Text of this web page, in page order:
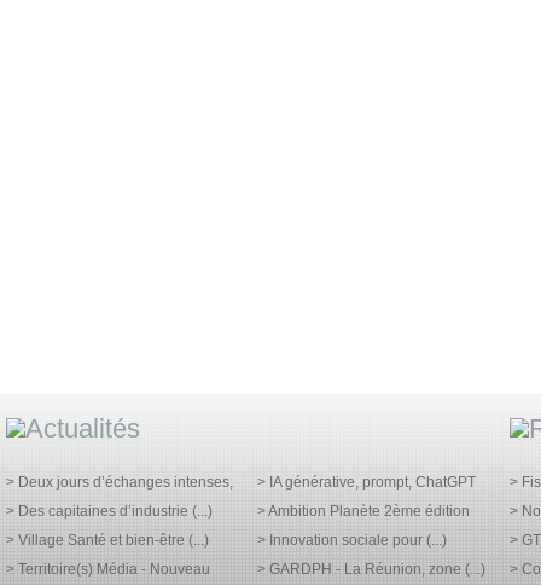
> Deux jours d’échanges intenses,
> Des capitaines d’industrie (...)
> Village Santé et bien-être (...)
> Territoire(s) Média - Nouveau
> IA générative, prompt, ChatGPT
> Ambition Planète 2ème édition
> Innovation sociale pour (...)
> GARDPH - La Réunion, zone (...)
>
>
>
>